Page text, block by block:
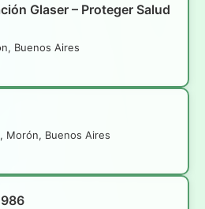
Glaser – Proteger Salud
Buenos Aires
Morón, Buenos Aires